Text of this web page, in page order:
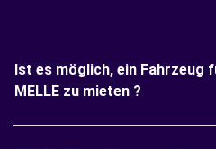
Ist es möglich, ein Fahrzeug
MELLE zu mieten ?